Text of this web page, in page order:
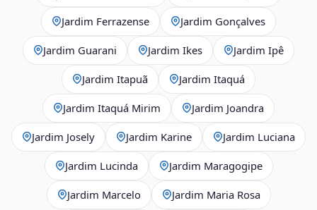
Jardim Ferrazense Jardim Gonçalves
Jardim Guarani Jardim Ikes Jardim Ipê
Jardim Itapuã Jardim Itaquá
Jardim Itaquá Mirim Jardim Joandra
Jardim Josely Jardim Karine Jardim Luciana
Jardim Lucinda Jardim Maragogipe
Jardim Marcelo Jardim Maria Rosa